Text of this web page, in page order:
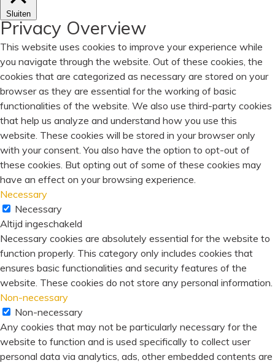
Sluiten
Privacy Overview
This website uses cookies to improve your experience while
you navigate through the website. Out of these cookies, the
cookies that are categorized as necessary are stored on your
browser as they are essential for the working of basic
functionalities of the website. We also use third-party cookies
that help us analyze and understand how you use this
website. These cookies will be stored in your browser only
with your consent. You also have the option to opt-out of
these cookies. But opting out of some of these cookies may
have an effect on your browsing experience.
Necessary
Necessary
Altijd ingeschakeld
Necessary cookies are absolutely essential for the website to
function properly. This category only includes cookies that
ensures basic functionalities and security features of the
website. These cookies do not store any personal information.
Non-necessary
Non-necessary
Any cookies that may not be particularly necessary for the
website to function and is used specifically to collect user
personal data via analytics, ads, other embedded contents are